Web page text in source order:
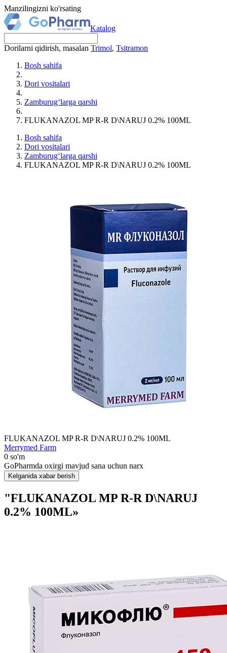
Manzilingizni ko'rsating
Katalog
Dorilarni qidirish, masalan Trimol, Tsitramon
Bosh sahifa
Dori vositalari
Zamburug‘larga qarshi
FLUKANAZOL MP R-R D\NARUJ 0.2% 100ML
Bosh sahifa
Dori vositalari
Zamburug‘larga qarshi
FLUKANAZOL MP R-R D\NARUJ 0.2% 100ML
FLUKANAZOL MP R-R D\NARUJ 0.2% 100ML
Merrymed Farm
0 so'm
GoPharmda oxirgi mavjud sana uchun narx
Kelganida xabar berish
"FLUKANAZOL MP R-R D\NARUJ
0.2% 100ML»